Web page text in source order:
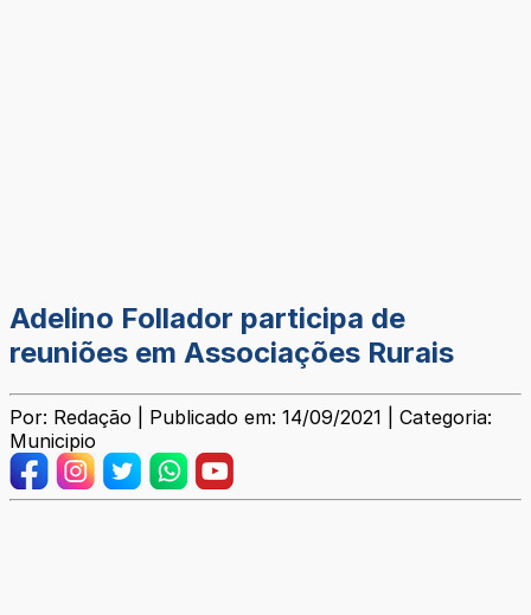
Adelino Follador participa de
reuniões em Associações Rurais
Por: Redação | Publicado em: 14/09/2021 | Categoria:
Municipio